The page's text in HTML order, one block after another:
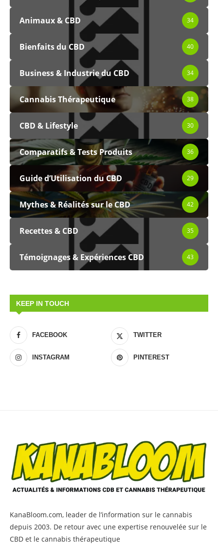
Animaux & CBD 34
Bienfaits du CBD 40
Business & Industrie du CBD 34
Cannabis Thérapeutique 38
CBD & Lifestyle 30
Comparatifs & Tests Produits 36
Guide d’Utilisation du CBD 29
Mythes & Réalités sur le CBD 42
Recettes & CBD 35
Témoignages & Expériences CBD 43
KEEP IN TOUCH
FACEBOOK TWITTER
INSTAGRAM PINTEREST
KanaBloom.com, leader de l’information sur le cannabis
depuis 2003. De retour avec une expertise renouvelée sur le
CBD et le cannabis thérapeutique